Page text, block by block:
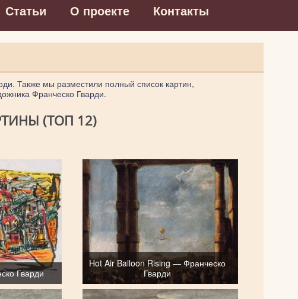
Статьи О проекте Контакты
Также мы разместили полный список картин,
Франческо Гварди.
(ТОП 12)
Гварди
Hot Air Balloon Rising — Франческо
Гварди